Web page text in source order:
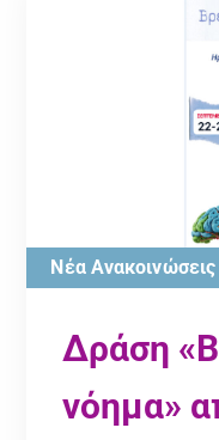
Νέα Ανακοινώσεις
Δράση
νόημα»